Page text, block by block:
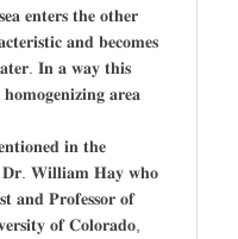
𝐞𝐧𝐭𝐞𝐫𝐬 𝐭𝐡𝐞 𝐨𝐭𝐡𝐞𝐫
𝐚𝐧𝐝 𝐛𝐞𝐜𝐨𝐦𝐞𝐬
𝐈𝐧 𝐚 𝐰𝐚𝐲 𝐭𝐡𝐢𝐬
𝐡𝐨𝐦𝐨𝐠𝐞𝐧𝐢𝐳𝐢𝐧𝐠 𝐚𝐫𝐞𝐚
𝐢𝐧 𝐭𝐡𝐞
𝐃𝐫. 𝐖𝐢𝐥𝐥𝐢𝐚𝐦 𝐇𝐚𝐲 𝐰𝐡𝐨
𝐚𝐧𝐝 𝐏𝐫𝐨𝐟𝐞𝐬𝐬𝐨𝐫 𝐨𝐟
𝐨𝐟 𝐂𝐨𝐥𝐨𝐫𝐚𝐝𝐨,